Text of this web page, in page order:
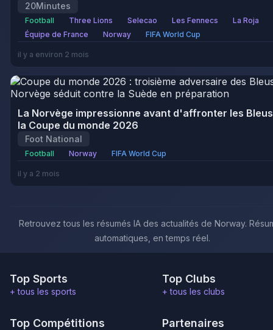
20Minutes
Football Three Lions Selecao Les Fennecs
La Roja
Équipe de France
Norway FIFA World Cup
il y a environ 2 mois
La Norvège impressionne avant d'affronter les
la Coupe du monde 2026
Foot National
Football Norway FIFA World Cup
il y a 2 mois
Retrouvez tous les résumés IA des actualités de Norway.
automatiques, en temps réel.
Top Sports
+ tous les sports
Top Clubs
+ tous les clubs
Top Compétitions Partenaires